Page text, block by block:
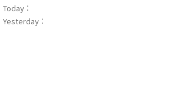
Today :
Yesterday :